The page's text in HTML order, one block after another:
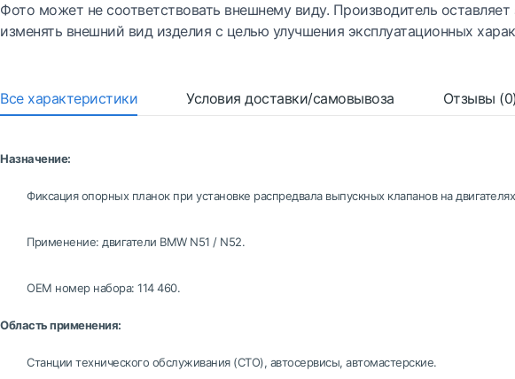
Фото может не соответствовать внешнему виду. Производитель оставляет
изменять внешний вид изделия с целью улучшения эксплуатационных
Все характеристики Условия доставки/самовывоза Отзывы (0)
Назначение:
Фиксация опорных планок при установке распредвала выпускных клапанов на
Применение: двигатели BMW N51 / N52.
ОЕМ номер набора: 114 460.
Область применения:
Станции технического обслуживания (СТО), автосервисы, автомастерские.